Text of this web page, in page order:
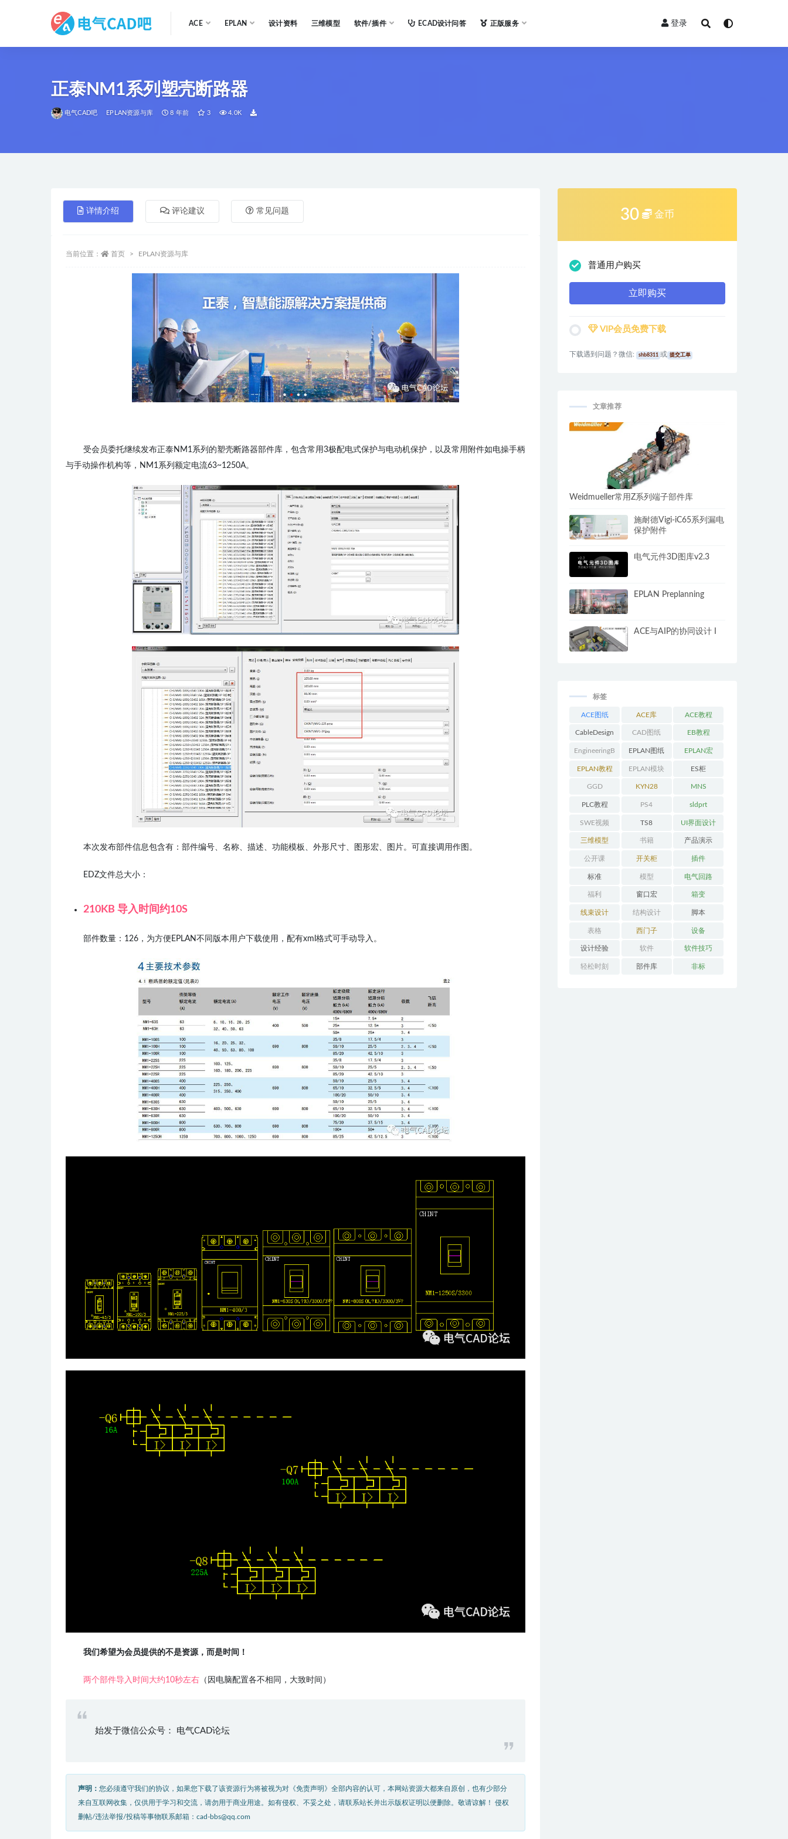
ACE EPLAN 设计资料 三维模型 软件/插件 ECAD设计问答 正版服务 登录
正泰NM1系列塑壳断路器
电气CAD吧 EPLAN资源与库 8 年前 3 4.0K
详情介绍 评论建议 常见问题
当前位置： 首页 EPLAN资源与库
受会员委托继续发布正泰NM1系列的塑壳断路器部件库，包含常用3极配电式保护与电动机保护，以及常用附件如电操手柄
与手动操作机构等，NM1系列额定电流63~1250A。
本次发布部件信息包含有：部件编号、名称、描述、功能模板 、外形尺寸、图形宏、图片。可直接调用作图。
EDZ文件总大小：
210KB 导入时间约10S
部件数量：126，为方便EPLAN不同版本用户下载使用，配有xml格式可手动导入。
我们希望为会员提供的不是资源，而是时间！
两个部件导入时间大约10秒左右 （因电脑配置各不相同，大致时间）
始发于微信公众号： 电气CAD论坛
声明： 您必须遵守我们的协议，如果您下载了该资源行为将被视为对《免责声明》全部内容的认可，本网站资源大都来自原创，也有少部分
来自互联网收集，仅供用于学习和交流，请勿用于商业用途。如有侵权、不妥之处，请联系站长并出示版权证明以便删除。敬请谅解！ 侵权
删帖/违法举报/投稿等事物联系邮箱：cad-bbs@qq.com
30 金币
普通用户购买
立即购买
VIP会员免费下载
下载遇到问题？微信: shb8311 或 提交工单
文章推荐
Weidmueller常用Z系列端子部件库
施耐德Vigi-iC65系列漏电
保护附件
电气元件3D图库v2.3
EPLAN Preplanning
ACE与AIP的协同设计 I
标签
ACE图纸 ACE库 ACE教程
CableDesign CAD图纸 EB教程
EngineeringB
ase教程
EPLAN图纸 EPLAN宏
EPLAN教程 EPLAN模块 ES柜
GGD KYN28 MNS
PLC教程 PS4 sldprt
SWE视频 TS8 UI界面设计
三维模型 书籍 产品演示
公开课 开关柜 插件
标准 模型 电气回路
福利 窗口宏 箱变
线束设计 结构设计 脚本
表格 西门子 设备
设计经验 软件 软件技巧
轻松时刻 部件库 非标